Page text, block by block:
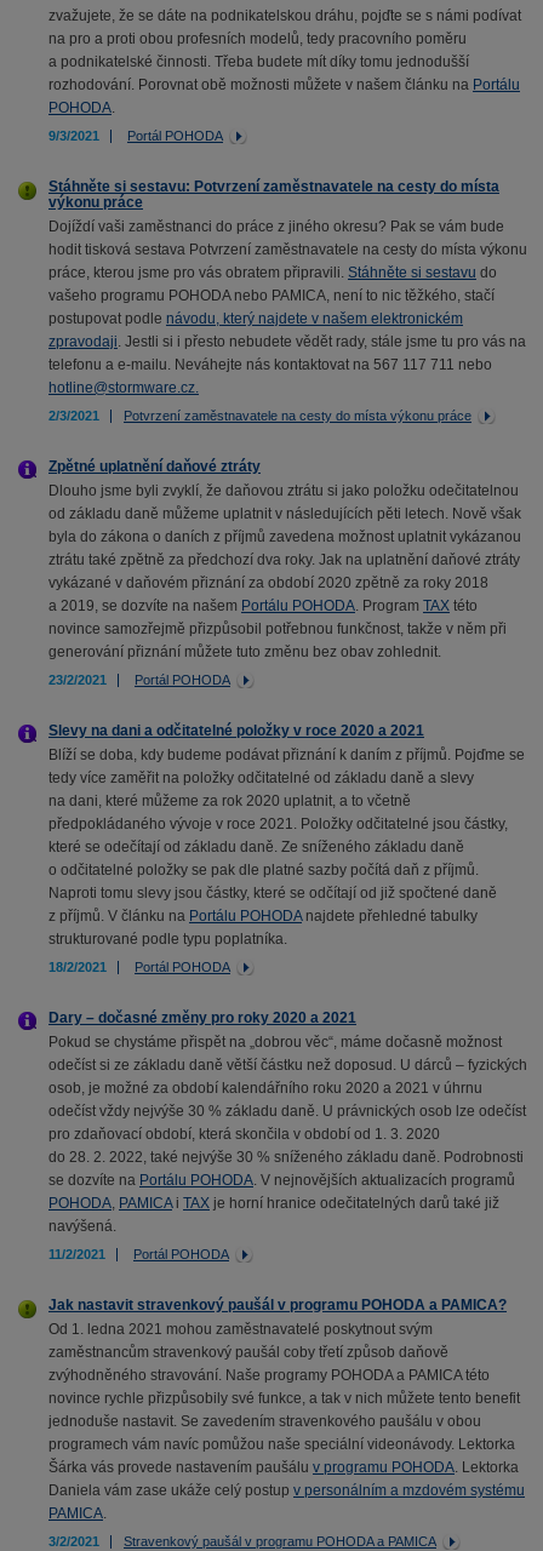
zvažujete, že se dáte na podnikatelskou dráhu, pojďte se s námi podívat
na pro a proti obou profesních modelů, tedy pracovního poměru
a podnikatelské činnosti. Třeba budete mít díky tomu jednodušší
rozhodování. Porovnat obě možnosti můžete v našem článku na Portálu
POHODA.
9/3/2021 Portál POHODA
Stáhněte si sestavu: Potvrzení zaměstnavatele na cesty do místa
výkonu práce
Dojíždí vaši zaměstnanci do práce z jiného okresu? Pak se vám bude
hodit tisková sestava Potvrzení zaměstnavatele na cesty do místa výkonu
práce, kterou jsme pro vás obratem připravili. Stáhněte si sestavu do
vašeho programu POHODA nebo PAMICA, není to nic těžkého, stačí
postupovat podle návodu, který najdete v našem elektronickém
zpravodaji. Jestli si i přesto nebudete vědět rady, stále jsme tu pro vás na
telefonu a e-mailu. Neváhejte nás kontaktovat na 567 117 711 nebo
hotline@stormware.cz.
2/3/2021 Potvrzení zaměstnavatele na cesty do místa výkonu práce
Zpětné uplatnění daňové ztráty
Dlouho jsme byli zvyklí, že daňovou ztrátu si jako položku odečitatelnou
od základu daně můžeme uplatnit v následujících pěti letech. Nově však
byla do zákona o daních z příjmů zavedena možnost uplatnit vykázanou
ztrátu také zpětně za předchozí dva roky. Jak na uplatnění daňové ztráty
vykázané v daňovém přiznání za období 2020 zpětně za roky 2018
a 2019, se dozvíte na našem Portálu POHODA. Program TAX této
novince samozřejmě přizpůsobil potřebnou funkčnost, takže v něm při
generování přiznání můžete tuto změnu bez obav zohlednit.
23/2/2021 Portál POHODA
Slevy na dani a odčitatelné položky v roce 2020 a 2021
Blíží se doba, kdy budeme podávat přiznání k daním z příjmů. Pojďme se
tedy více zaměřit na položky odčitatelné od základu daně a slevy
na dani, které můžeme za rok 2020 uplatnit, a to včetně
předpokládaného vývoje v roce 2021. Položky odčitatelné jsou částky,
které se odečítají od základu daně. Ze sníženého základu daně
o odčitatelné položky se pak dle platné sazby počítá daň z příjmů.
Naproti tomu slevy jsou částky, které se odčítají od již spočtené daně
z příjmů. V článku na Portálu POHODAnajdete přehledné tabulky
strukturované podle typu poplatníka.
18/2/2021 Portál POHODA
Dary – dočasné změny pro roky 2020 a 2021
Pokud se chystáme přispět na „dobrou věc“, máme dočasně možnost
odečíst si ze základu daně větší částku než doposud. U dárců – fyzických
osob, je možné za období kalendářního roku 2020 a 2021 v úhrnu
odečíst vždy nejvýše 30 % základu daně. U právnických osob lze odečíst
pro zdaňovací období, která skončila v období od 1. 3. 2020
do 28. 2. 2022, také nejvýše 30 % sníženého základu daně. Podrobnosti
se dozvíte na Portálu POHODA. V nejnovějších aktualizacích programů
POHODA, PAMICAi TAX je horní hranice odečitatelných darů také již
navýšená.
11/2/2021 Portál POHODA
Jak nastavit stravenkový paušál v programu POHODA a PAMICA?
Od 1. ledna 2021 mohou zaměstnavatelé poskytnout svým
zaměstnancům stravenkový paušál coby třetí způsob daňově
zvýhodněného stravování. Naše programy POHODA a PAMICA této
novince rychle přizpůsobily své funkce, a tak v nich můžete tento benefit
jednoduše nastavit. Se zavedením stravenkového paušálu v obou
programech vám navíc pomůžou naše speciální videonávody. Lektorka
Šárka vás provede nastavením paušálu v programu POHODA. Lektorka
Daniela vám zase ukáže celý postup v personálním a mzdovém systému
PAMICA.
3/2/2021 Stravenkový paušál v programu POHODA a PAMICA